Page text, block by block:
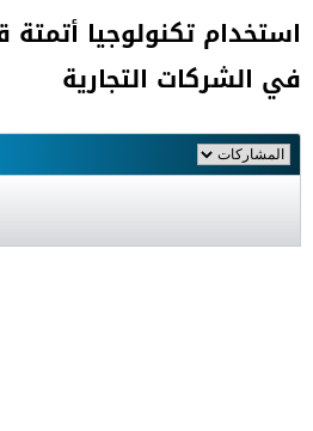
استخدام تكنولوجيا أتمتة
في الشركات التجارية